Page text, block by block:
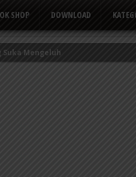
SHOP DOWNLOAD
Suka Mengeluh